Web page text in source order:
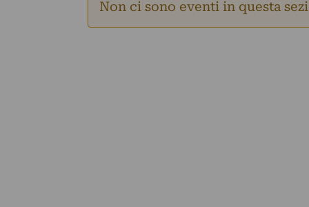
Non ci sono eventi in questa